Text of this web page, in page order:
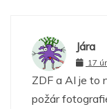
Jára
17
ZDF a AI je to
požár